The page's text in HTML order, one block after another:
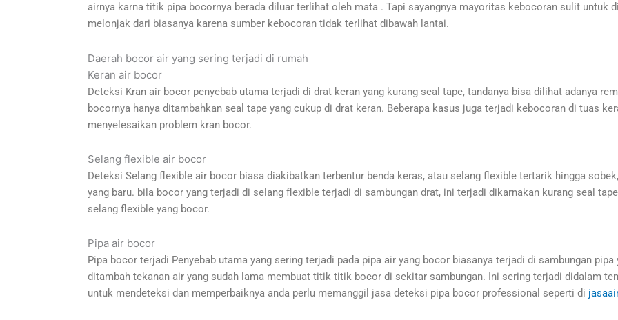
airnya karna titik pipa bocornya berada diluar terlihat oleh mata . Tapi sayangnya mayoritas kebocoran sulit untuk
melonjak dari biasanya karena sumber kebocoran tidak terlihat dibawah lantai.
Daerah bocor air yang sering terjadi di rumah
Keran air bocor
Deteksi Kran air bocor penyebab utama terjadi di drat keran yang kurang seal tape, tandanya bisa dilihat adanya
bocornya hanya ditambahkan seal tape yang cukup di drat keran. Beberapa kasus juga terjadi kebocoran di tuas
menyelesaikan problem kran bocor.
Selang flexible air bocor
Deteksi Selang flexible air bocor biasa diakibatkan terbentur benda keras, atau selang flexible tertarik hingga
yang baru. bila bocor yang terjadi di selang flexible terjadi di sambungan drat, ini terjadi dikarnakan kurang seal
selang flexible yang bocor.
Pipa air bocor
Pipa bocor terjadi Penyebab utama yang sering terjadi pada pipa air yang bocor biasanya terjadi di sambungan
ditambah tekanan air yang sudah lama membuat titik titik bocor di sekitar sambungan. Ini sering terjadi didalam
untuk mendeteksi dan memperbaiknya anda perlu memanggil jasa deteksi pipa bocor professional seperti di